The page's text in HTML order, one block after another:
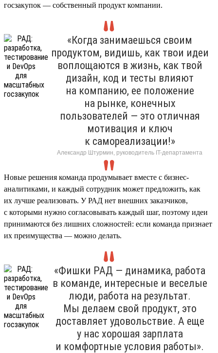
госзакупок — собственный продукт компании.
«Когда занимаешься своим
продуктом, видишь, как твои идеи
воплощаются в жизнь, как твой
дизайн, код и тесты влияют
на компанию, ее положение
на рынке, конечных
пользователей — это отличная
мотивация и ключ
к самореализации!»
Александр Штурмин, руководитель IT-департамента
Новые решения команда продумывает вместе с бизнес-
аналитиками, и каждый сотрудник может предложить, как
их лучше реализовать. У РАД нет внешних заказчиков,
с которыми нужно согласовывать каждый шаг, поэтому идеи
принимаются без лишних сложностей: если команда признает
их преимущества — можно делать.
«Фишки РАД — динамика, работа
в команде, интересные и веселые
люди, работа на результат.
Мы делаем свой продукт, это
доставляет удовольствие. А еще
у нас хорошая зарплата
и комфортные условия работы».